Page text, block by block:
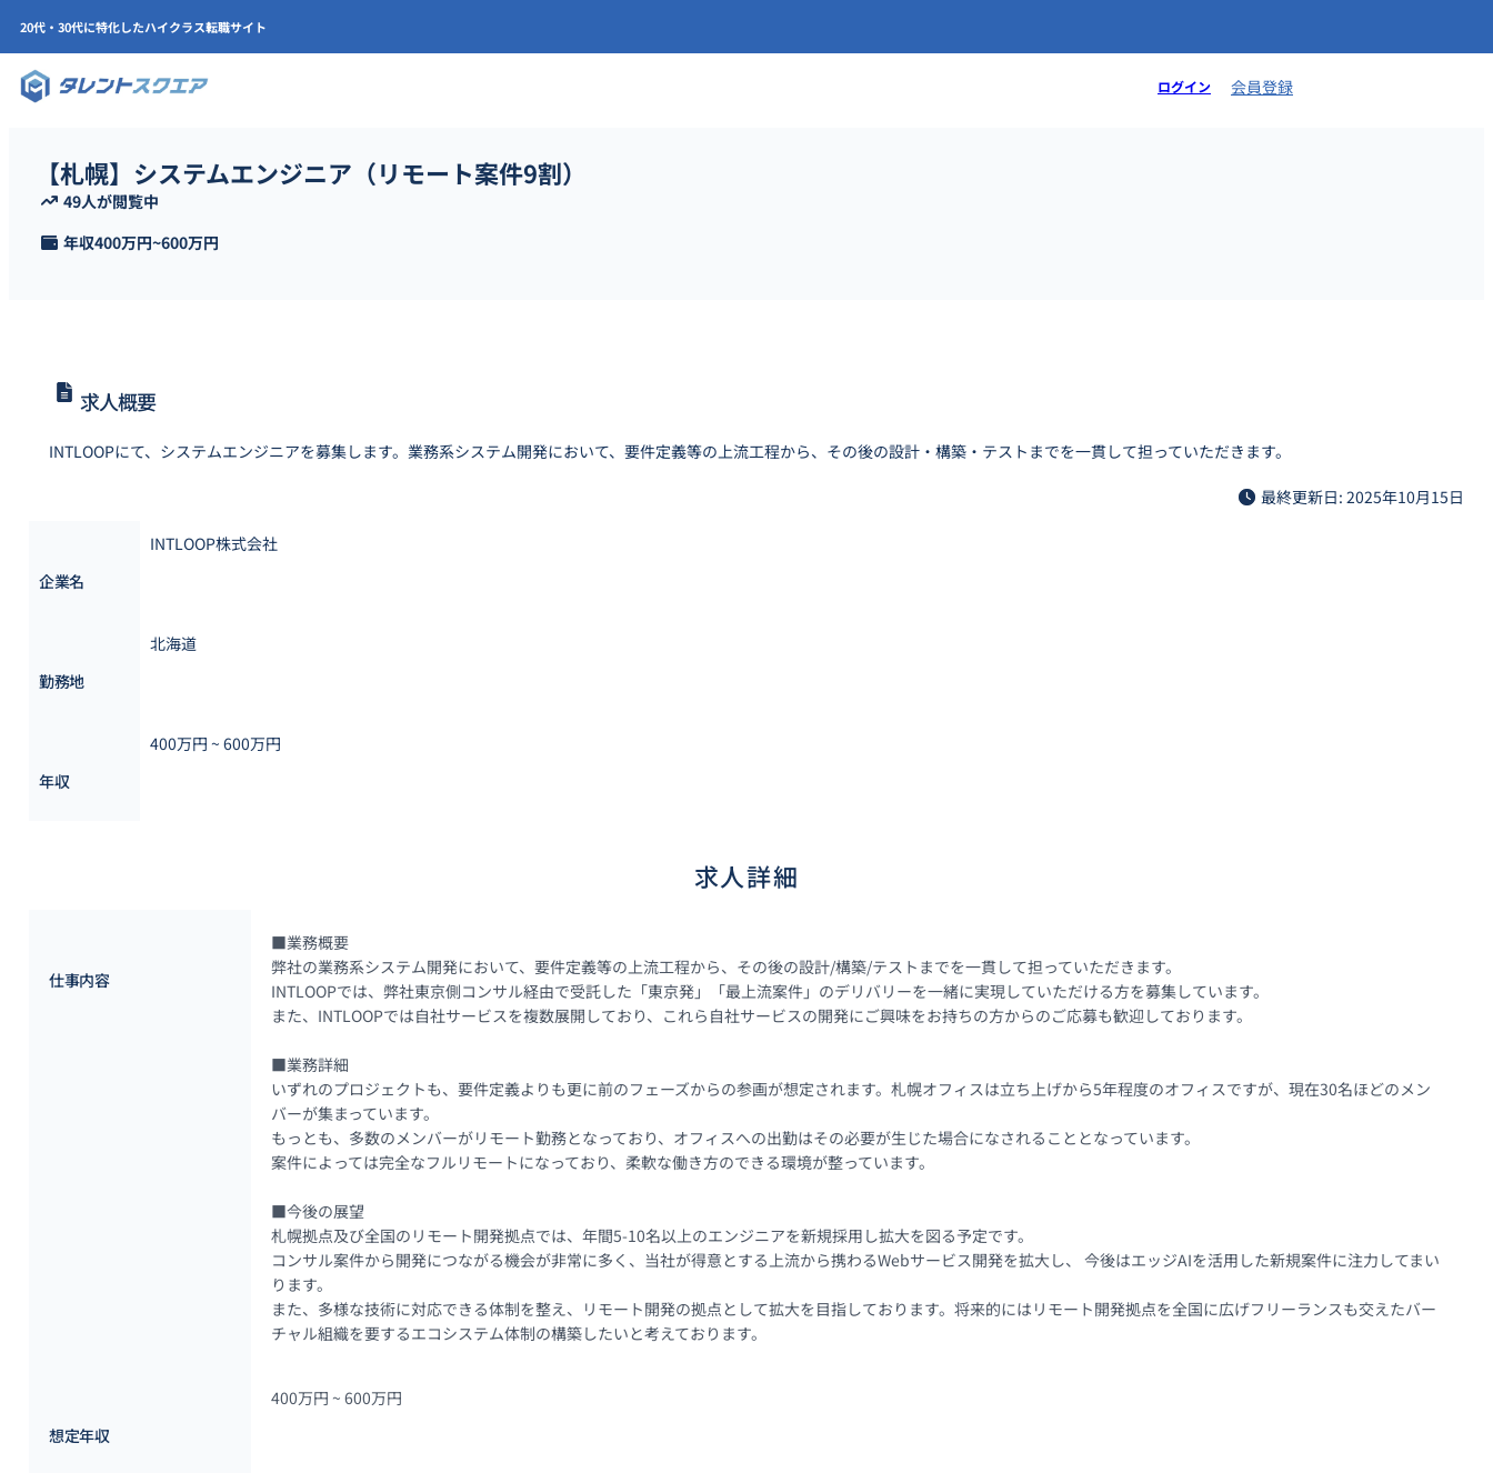
20代・30代に特化したハイクラス転職サイト
ログイン 会員登録
【札幌】システムエンジニア（リモート案件9割）
49人が閲覧中
年収400万円~600万円
求人概要
INTLOOPにて、システムエンジニアを募集します。業務系システム開発において、要件定義等の上流工程から、その後の設計・構築・テストまでを一貫して担っていただきます。
最終更新日: 2025年10月15日
企業名
INTLOOP株式会社
勤務地
北海道
年収
400万円 ~ 600万円
求人詳細
仕事内容
■業務概要
弊社の業務系システム開発において、要件定義等の上流工程から、その後の設計/構築/テストまでを一貫して担っていただきます。
INTLOOPでは、弊社東京側コンサル経由で受託した「東京発」「最上流案件」のデリバリーを一緒に実現していただける方を募集しています。
また、INTLOOPでは自社サービスを複数展開しており、これら自社サービスの開発にご興味をお持ちの方からのご応募も歓迎しております。
■業務詳細
いずれのプロジェクトも、要件定義よりも更に前のフェーズからの参画が想定されます。札幌オフィスは立ち上げから5年程度のオフィスですが、現在30名ほどのメン
バーが集まっています。
もっとも、多数のメンバーがリモート勤務となっており、オフィスへの出勤はその必要が生じた場合になされることとなっています。
案件によっては完全なフルリモートになっており、柔軟な働き方のできる環境が整っています。
■今後の展望
札幌拠点及び全国のリモート開発拠点では、年間5-10名以上のエンジニアを新規採用し拡大を図る予定です。
コンサル案件から開発につながる機会が非常に多く、当社が得意とする上流から携わるWebサービス開発を拡大し、 今後はエッジAIを活用した新規案件に注力してまい
ります。
また、多様な技術に対応できる体制を整え、リモート開発の拠点として拡大を目指しております。将来的にはリモート開発拠点を全国に広げフリーランスも交えたバー
チャル組織を要するエコシステム体制の構築したいと考えております。
想定年収
400万円 ~ 600万円